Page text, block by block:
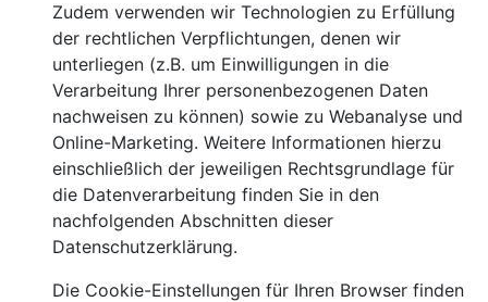
Zudem verwenden wir Technologien zu Erfüllung
der rechtlichen Verpflichtungen, denen wir
unterliegen (z.B. um Einwilligungen in die
Verarbeitung Ihrer personenbezogenen Daten
nachweisen zu können) sowie zu Webanalyse und
Online-Marketing. Weitere Informationen hierzu
einschließlich der jeweiligen Rechtsgrundlage für
die Datenverarbeitung finden Sie in den
nachfolgenden Abschnitten dieser
Datenschutzerklärung.
Die Cookie-Einstellungen für Ihren Browser finden